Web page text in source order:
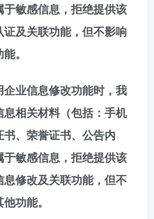
敏感信息，拒绝提供该
及关联功能，但不影响
。
业信息修改功能时，我
相关材料（包括：手机
、荣誉证书、公告内
敏感信息，拒绝提供该
修改及关联功能，但不
功能。